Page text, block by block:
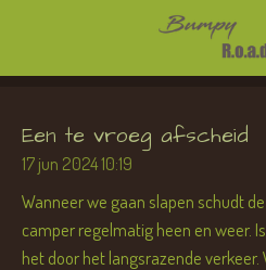
naar
hoofdinhoud
Een te vroeg afscheid
17 jun 202410:19
Wanneer we gaan slapen schudt de
camper regelmatig heen en weer.
het door het langsrazende